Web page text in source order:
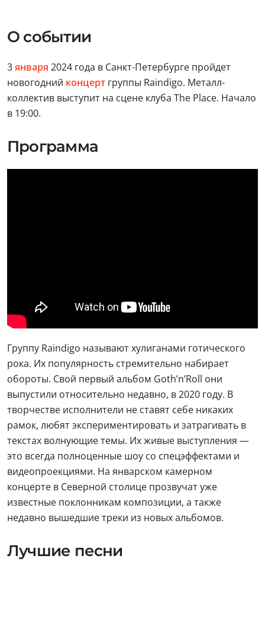
О событии
3января 2024 года в Санкт-Петербурге пройдет
новогодний концерт группы Raindigo. Металл-
коллектив выступит на сцене клуба The Place. Начало
в 19:00.
Программа
Группу Raindigo называют хулиганами готического
рока. Их популярность стремительно набирает
обороты. Свой первый альбом Goth’n’Roll они
выпустили относительно недавно, в 2020 году. В
творчестве исполнители не ставят себе никаких
рамок, любят экспериментировать и затрагивать в
текстах волнующие темы. Их живые выступления —
это всегда полноценные шоу со спецэффектами и
видеопроекциями. На январском камерном
концерте в Северной столице прозвучат уже
известные поклонникам композиции, а также
недавно вышедшие треки из новых альбомов.
Лучшие песни